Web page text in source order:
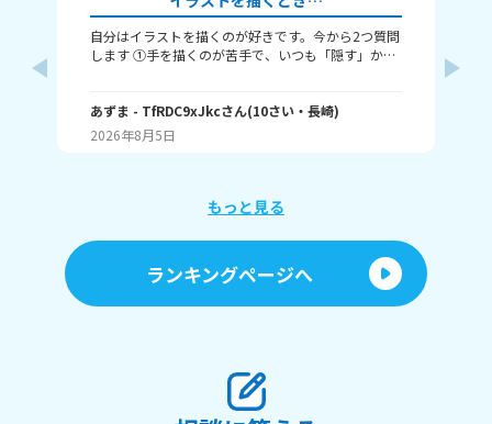
自分はイラストを描くのが好きです。今から2つ質問
します ①手を描くのが苦手で、いつも「隠す」か
つも立ち絵ばかり描いていて、それ以外は全く描け
ません。とうしたらいいですか？
あずま - TfRDC9xJkcさん(10さい・ 長崎)
2026年8月5日
もっと見る
ランキングページへ